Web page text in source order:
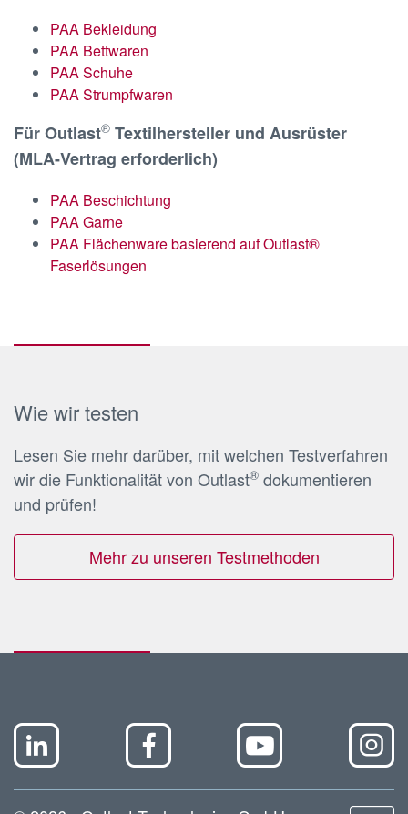
PAA Bekleidung
PAA Bettwaren
PAA Schuhe
PAA Strumpfwaren
Für Outlast® Textilhersteller und Ausrüster
(MLA-Vertrag erforderlich)
PAA Beschichtung
PAA Garne
PAA Flächenware basierend auf Outlast®
Faserlösungen
Wie wir testen
Lesen Sie mehr darüber, mit welchen Testverfahren
wir die Funktionalität von Outlast® dokumentieren
und prüfen!
Mehr zu unseren Testmethoden